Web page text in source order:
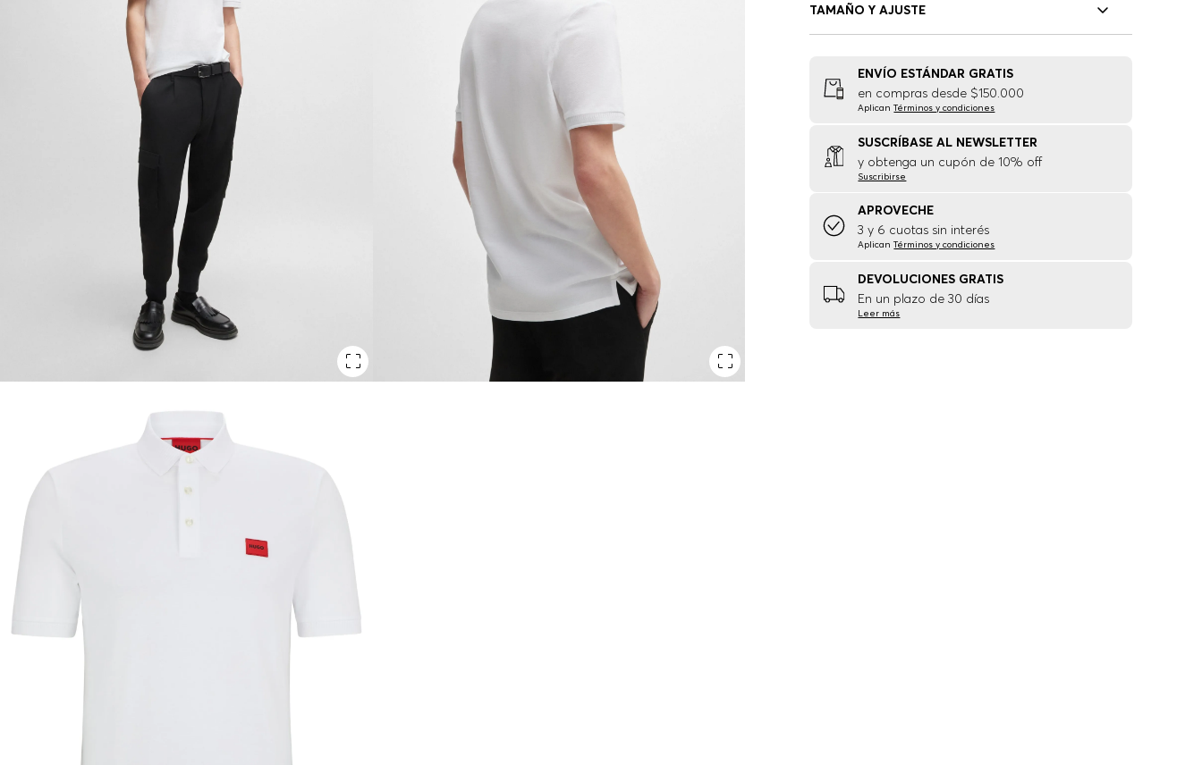
TAMAÑO Y AJUSTE
ENVÍO ESTÁNDAR GRATIS
en compras desde $150.000
AplicanTérminos y condiciones
SUSCRÍBASE AL NEWSLETTER
y obtenga un cupón de 10% off
Suscribirse
APROVECHE
3 y 6 cuotas sin interés
AplicanTérminos y condiciones
DEVOLUCIONES GRATIS
En un plazo de 30 días
Leer más